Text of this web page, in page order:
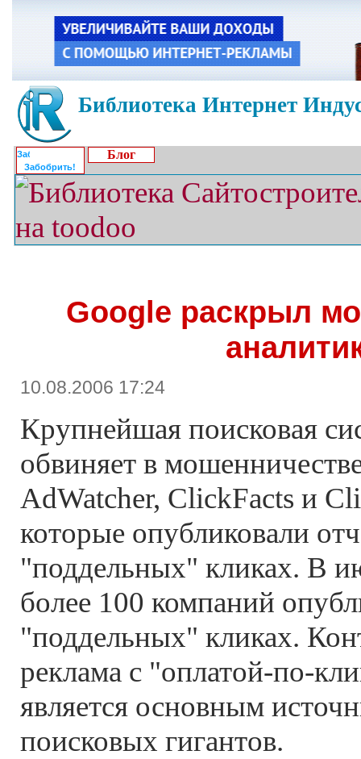
Библиотека Интернет
Забобрить!
Блог
Google раскрыл
10.08.2006 17:24
Крупнейшая поисковая
обвиняет в
AdWatcher, ClickFacts и
которые опубликовали
"поддельных" кликах. В
более 100 компаний
"поддельных" кликах.
реклама c "оплатой-по-
является основным
поисковых гигантов.